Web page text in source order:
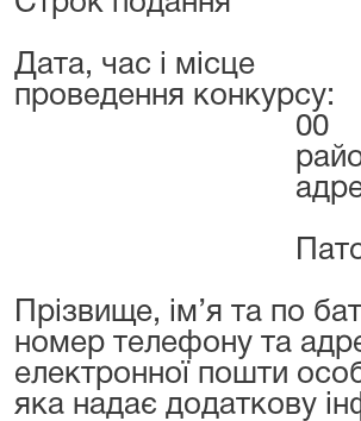
Дата, час і місце
проведення конкурсу:
00
Прізвище, ім’я та по
номер телефону та
електронної пошти
яка надає додаткову